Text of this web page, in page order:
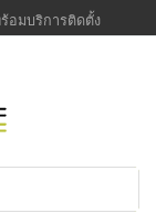
อมบริการติดตั้ง